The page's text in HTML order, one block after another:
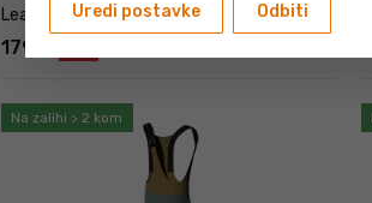
Leatt MTB AllMtn 4.0 hlače, glow
179
Na zalihi > 2 kom
Uredi postavke Odbiti